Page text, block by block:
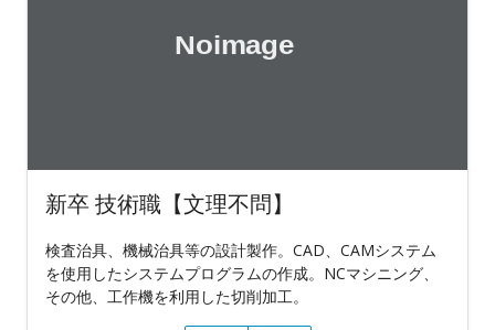
新卒 技術職【文理不問】
検査治具、機械治具等の設計製作。CAD、CAMシステム
を使用したシステムプログラムの作成。NCマシニング、
その他、工作機を利用した切削加工。